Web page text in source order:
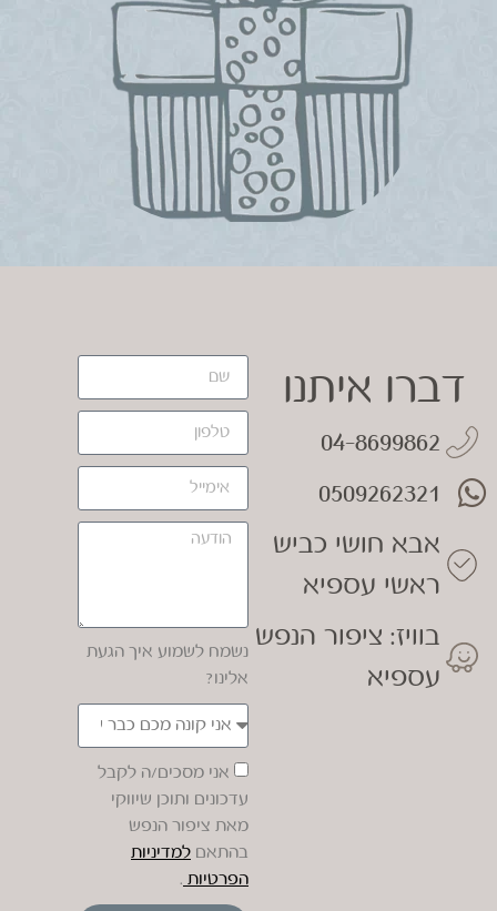
דברו איתנו
04-8699862
0509262321
אבא חושי כביש
ראשי עספיא
בוויז: ציפור הנפש
עספיא
נשמח לשמוע איך הגעת
אלינו?
אני מסכים/ה לקבל
עדכונים ותוכן שיווקי
מאת ציפור הנפש
בהתאם למדיניות
הפרטיות .